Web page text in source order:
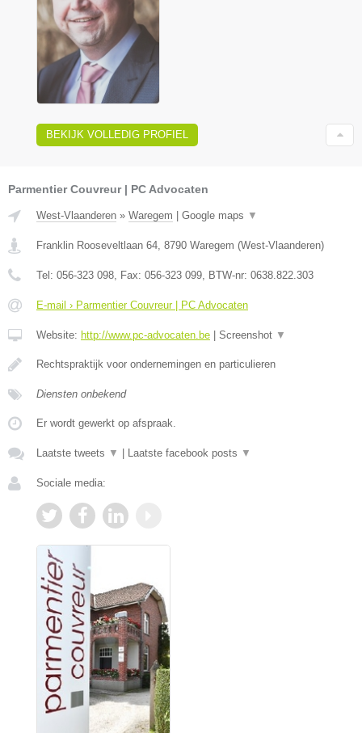
BEKIJK VOLLEDIG PROFIEL
Parmentier Couvreur | PC Advocaten
West-Vlaanderen » Waregem | Google maps ▼
Franklin Rooseveltlaan 64 8790 Waregem (West-Vlaanderen)
Tel: 056-323 098 , Fax: 056-323 099 , BTW-nr: 0638.822.303
E-mail › Parmentier Couvreur | PC Advocaten
Website: http://www.pc-advocaten.be | Screenshot ▼
Rechtspraktijk voor ondernemingen en particulieren
Diensten onbekend
Er wordt gewerkt op afspraak.
Laatste tweets ▼ | Laatste facebook posts ▼
Sociale media: